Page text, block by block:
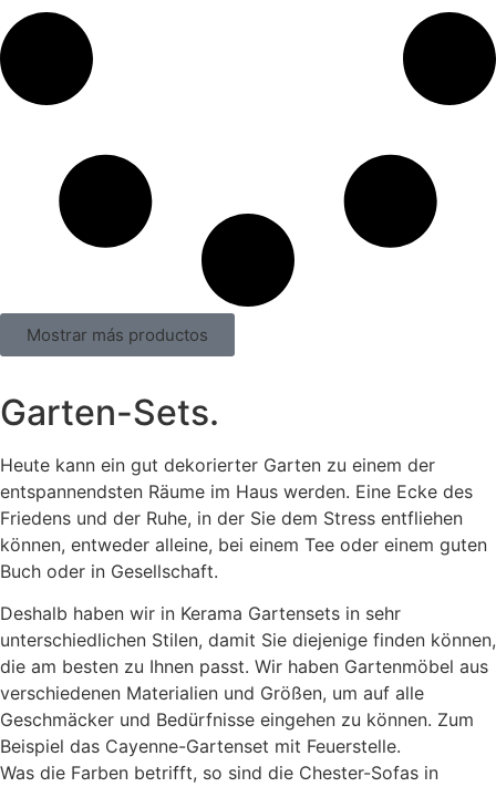
Mostrar más productos
Garten-Sets.
Heute kann ein gut dekorierter Garten zu einem der
entspannendsten Räume im Haus werden. Eine Ecke des
Friedens und der Ruhe, in der Sie dem Stress entfliehen
können, entweder alleine, bei einem Tee oder einem guten
Buch oder in Gesellschaft.
Deshalb haben wir in Kerama Gartensets in sehr
unterschiedlichen Stilen, damit Sie diejenige finden können,
die am besten zu Ihnen passt. Wir haben Gartenmöbel aus
verschiedenen Materialien und Größen, um auf alle
Geschmäcker und Bedürfnisse eingehen zu können. Zum
Beispiel das Cayenne-Gartenset mit Feuerstelle.
Was die Farben betrifft, so sind die Chester-Sofas in